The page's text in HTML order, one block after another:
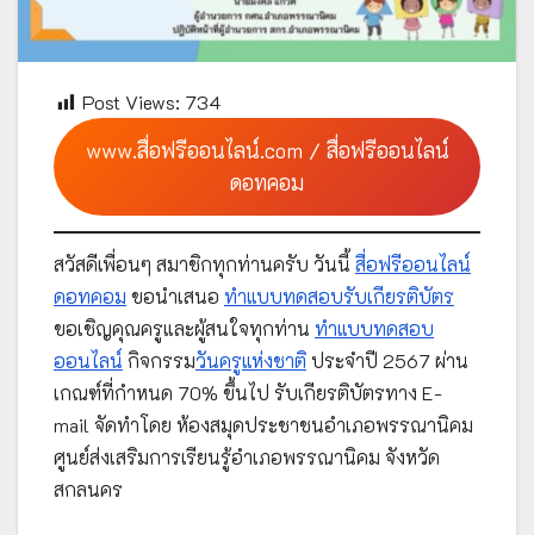
Post Views: 734
www.สื่อฟรีออนไลน์.com / สื่อฟรีออนไลน์
ดอทคอม
สวัสดีเพื่อนๆ สมาชิกทุกท่านครับ วันนี้ สื่อฟรีออนไลน์
ดอทคอม ขอนำเสนอ ทำแบบทดสอบรับเกียรติบัตร
ขอเชิญคุณครูและผู้สนใจทุกท่าน ทำแบบทดสอบ
ออนไลน์ กิจกรรมวันครูแห่งชาติประจำปี 2567 ผ่าน
เกณฑ์ที่กำหนด 70% ขึ้นไป รับเกียรติบัตรทาง E-
mail จัดทำโดย ห้องสมุดประชาชนอำเภอพรรณานิคม
ศูนย์ส่งเสริมการเรียนรู้อำเภอพรรณานิคม จังหวัด
สกลนคร